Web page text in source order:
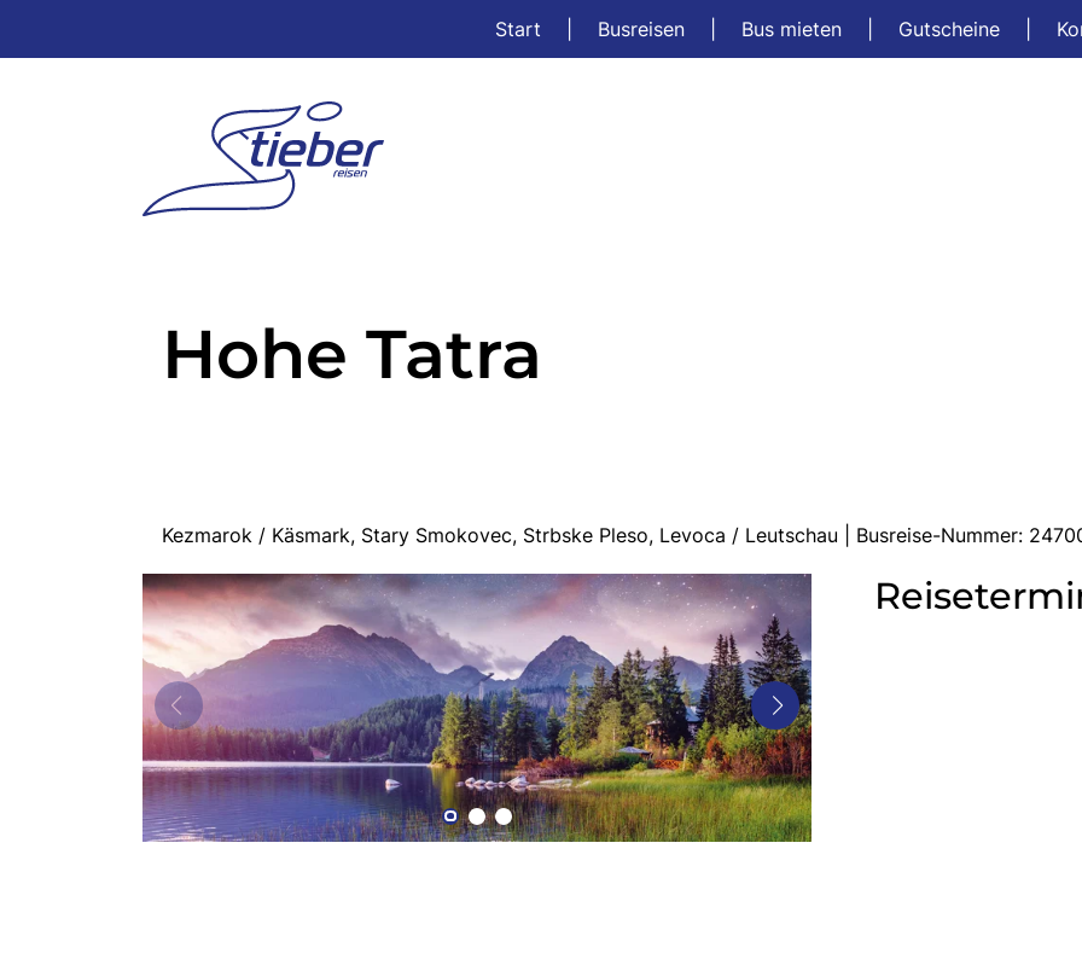
Start Busreisen Bus mieten Gutscheine
Hohe Tatra
Kezmarok / Käsmark, Stary Smokovec, Strbske Pleso, Levoca / Leutschau | Busreise-Nummer: